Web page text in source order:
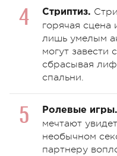
Стриптиз.
горячая сцена
лишь умелым
могут завести
сбрасывая
спальни.
Ролевые игры.
мечтают
необычном
партнеру